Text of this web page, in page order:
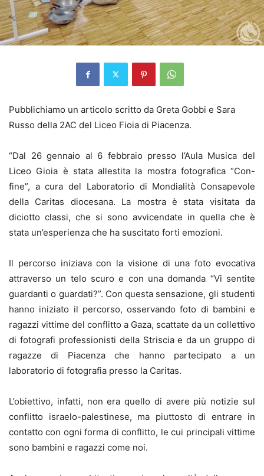
Pubblichiamo un articolo scritto da Greta Gobbi e Sara
Russo della 2AC del Liceo Fioia di Piacenza.
“Dal 26 gennaio al 6 febbraio presso l’Aula Musica del
Liceo Gioia è stata allestita la mostra fotografica “Con-
fine”, a cura del Laboratorio di Mondialità Consapevole
della Caritas diocesana. La mostra è stata visitata da
diciotto classi, che si sono avvicendate in quella che è
stata un’esperienza che ha suscitato forti emozioni.
Il percorso iniziava con la visione di una foto evocativa
attraverso un telo scuro e con una domanda “Vi sentite
guardanti o guardati?”. Con questa sensazione, gli studenti
hanno iniziato il percorso, osservando foto di bambini e
ragazzi vittime del conflitto a Gaza, scattate da un collettivo
di fotografi professionisti della Striscia e da un gruppo di
ragazze di Piacenza che hanno partecipato a un
laboratorio di fotografia presso la Caritas.
L’obiettivo, infatti, non era quello di avere più notizie sul
conflitto israelo-palestinese, ma piuttosto di entrare in
contatto con ogni forma di conflitto, le cui principali vittime
sono bambini e ragazzi come noi.